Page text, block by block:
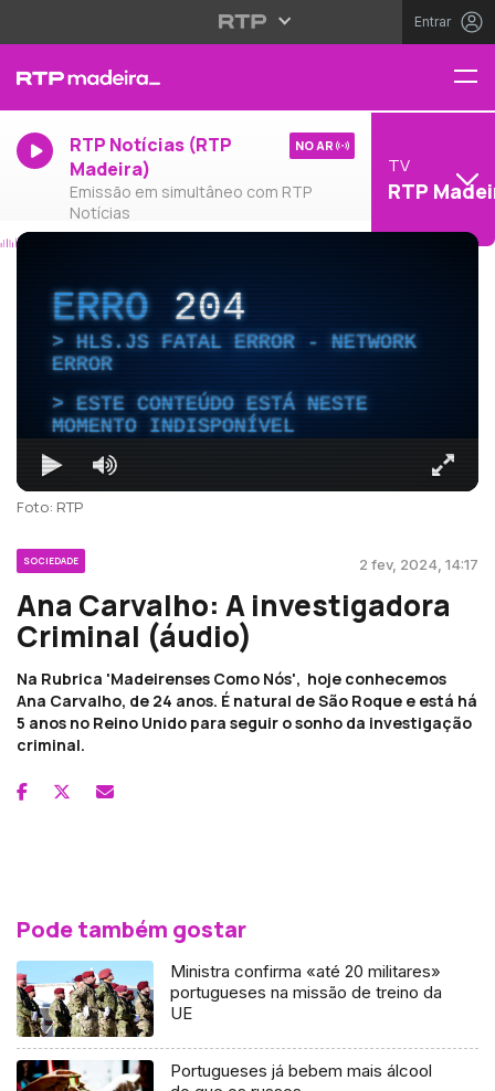
Entrar
RTP Notícias (RTP
Madeira)
Emissão em simultâneo com RTP
Notícias
NO AR
TV
RTP
ERRO204
HLS.JS FATAL ERROR - NETWORK
ERROR
ESTE CONTEÚDO ESTÁ NESTE
MOMENTO INDISPONÍVEL
Foto: RTP
SOCIEDADE 2 fev, 2024, 14:17
Ana Carvalho: A investigadora
Criminal (áudio)
Na Rubrica 'Madeirenses Como Nós', hoje conhecemos
Ana Carvalho, de 24 anos. É natural de São Roque e está há
5 anos no Reino Unido para seguir o sonho da investigação
criminal.
Pode também gostar
Ministra confirma «até 20 militares»
portugueses na missão de treino da
UE
Portugueses já bebem mais álcool